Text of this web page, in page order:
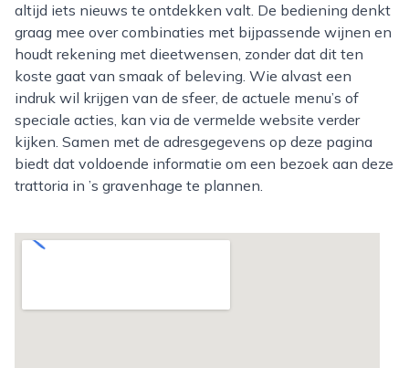
altijd iets nieuws te ontdekken valt. De bediening denkt
graag mee over combinaties met bijpassende wijnen en
houdt rekening met dieetwensen, zonder dat dit ten
koste gaat van smaak of beleving. Wie alvast een
indruk wil krijgen van de sfeer, de actuele menu’s of
speciale acties, kan via de vermelde website verder
kijken. Samen met de adresgegevens op deze pagina
biedt dat voldoende informatie om een bezoek aan deze
trattoria in ’s gravenhage te plannen.